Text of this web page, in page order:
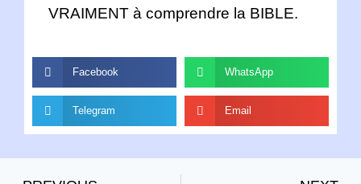
VRAIMENT à comprendre la BIBLE.
Facebook WhatsApp
Telegram Email